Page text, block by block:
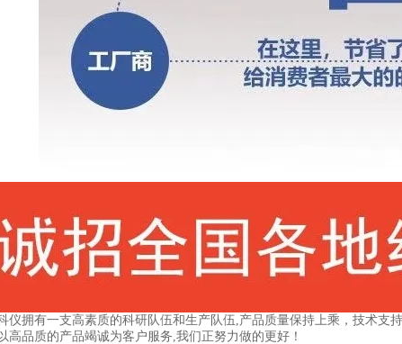
仪拥有一支高素质的科研队伍和生产队伍,产品质量保持上乘，技术支
高品质的产品竭诚为客户服务,我们正努力做的更好！